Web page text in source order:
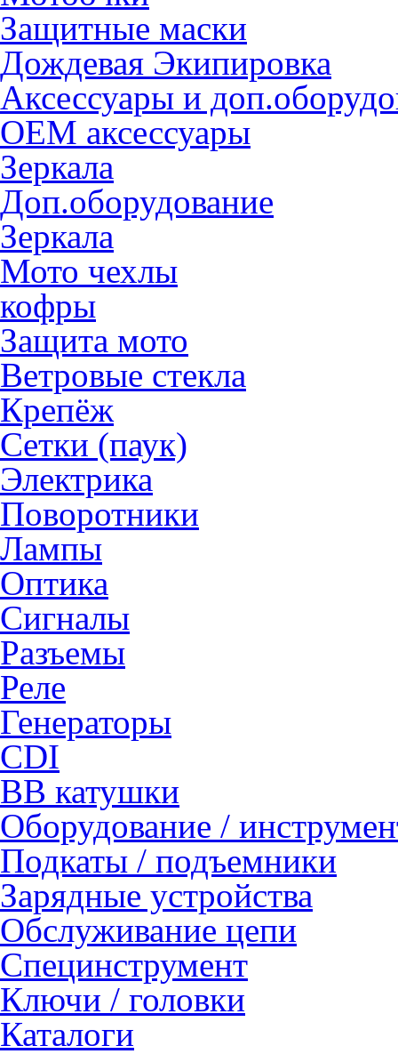
Защитные маски
Дождевая Экипировка
Аксессуары и
OEM аксессуары
Зеркала
Доп.оборудование
Зеркала
Мото чехлы
кофры
Защита мото
Ветровые стекла
Крепёж
Сетки (паук)
Электрика
Поворотники
Лампы
Оптика
Сигналы
Разъемы
Реле
Генераторы
CDI
ВВ катушки
Оборудование /
Подкаты / подъемники
Зарядные устройства
Обслуживание цепи
Специнструмент
Ключи / головки
Каталоги